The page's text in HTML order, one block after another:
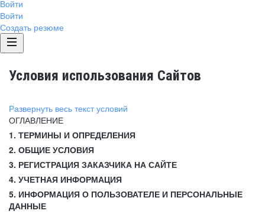
Войти
Войти
Создать резюме
Условия использования Сайтов
Развернуть весь текст условий
ОГЛАВЛЕНИЕ
1. ТЕРМИНЫ И ОПРЕДЕЛЕНИЯ
2. ОБЩИЕ УСЛОВИЯ
3. РЕГИСТРАЦИЯ ЗАКАЗЧИКА НА САЙТЕ
4. УЧЕТНАЯ ИНФОРМАЦИЯ
5. ИНФОРМАЦИЯ О ПОЛЬЗОВАТЕЛЕ И ПЕРСОНАЛЬНЫЕ
ДАННЫЕ